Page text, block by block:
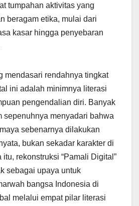
tumpahan aktivitas yang
beragam etika, mulai dari
kasar hingga penyebaran
mendasari rendahnya tingkat
ini adalah minimnya literasi
pengendalian diri. Banyak
sepenuhnya menyadari bahwa
sebenarnya dilakukan
bukan sekadar karakter di
itu, rekonstruksi “Pamali Digital”
sebagai upaya untuk
bangsa Indonesia di
melalui empat pilar literasi